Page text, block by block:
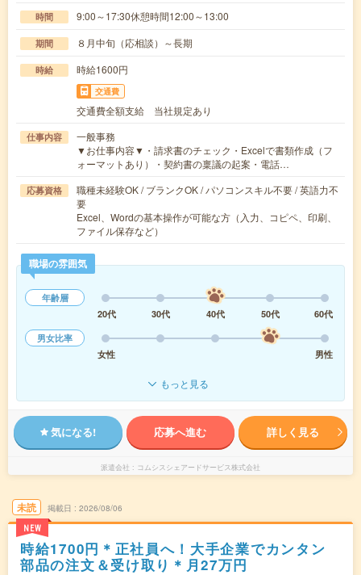
時間 9:00～17:30休憩時間12:00～13:00
期間 ８月中旬（応相談）～長期
時給 時給1600円
交通費
交通費全額支給 当社規定あり
仕事内容
一般事務
▼お仕事内容▼・請求書のチェック・Excelで書類作成（フ
ォーマットあり）・契約書の稟議の起案・電話…
応募資格
職種未経験OK / ブランクOK / パソコンスキル不要 / 英語力不
要
Excel、Wordの基本操作が可能な方（入力、コピペ、印刷、
ファイル保存など）
職場の雰囲気
年齢層
20代
30代 40代 50代
60代
男女比率
女性
男性
もっと見る
気になる! 応募へ進む 詳しく見る
派遣会社 コムシスシェアードサービス株式会社
未読
NEW
掲載日 2026/08/06
時給1700円＊正社員へ！大手企業でカンタン
部品の注文＆受け取り＊月27万円